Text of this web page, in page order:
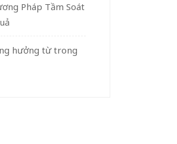
Pháp Tầm Soát
hưởng từ trong